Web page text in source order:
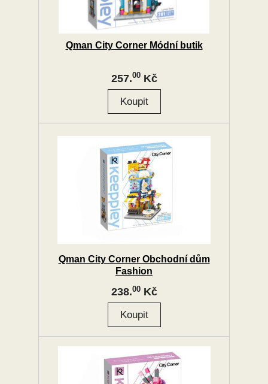
Qman City Corner Módní butik
257.00Kč
Qman City Corner Obchodní dům
Fashion
238.00Kč